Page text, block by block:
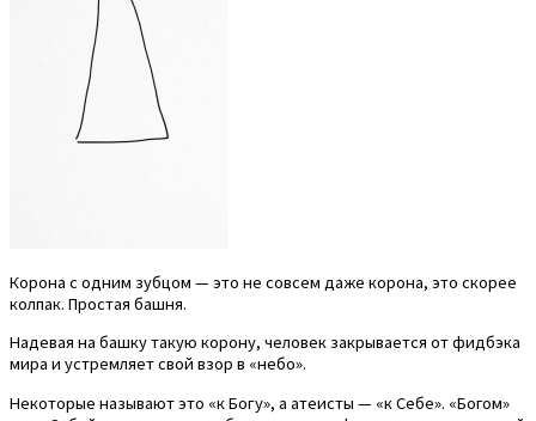
Корона с одним зубцом — это не совсем даже корона, это скорее
колпак. Простая башня.
Надевая на башку такую корону, человек закрывается от фидбэка
мира и устремляет свой взор в «небо».
Некоторые называют это «к Богу», а атеисты — «к Себе». «Богом»